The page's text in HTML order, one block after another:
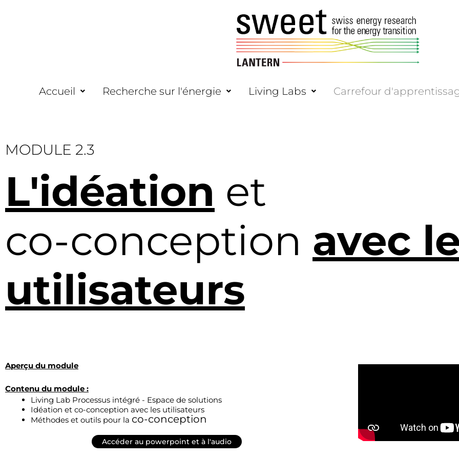
Accueil Recherche sur l'énergie Living Labs Carrefour
MODULE 2.3
L'idéation et
co-conception avec
utilisateurs
Aperçu du module
Contenu du module :
Living Lab Processus intégré - Espace de solutions
Idéation et co-conception avec les utilisateurs
Méthodes et outils pour la co-conception
Accéder au powerpoint et à l'audio